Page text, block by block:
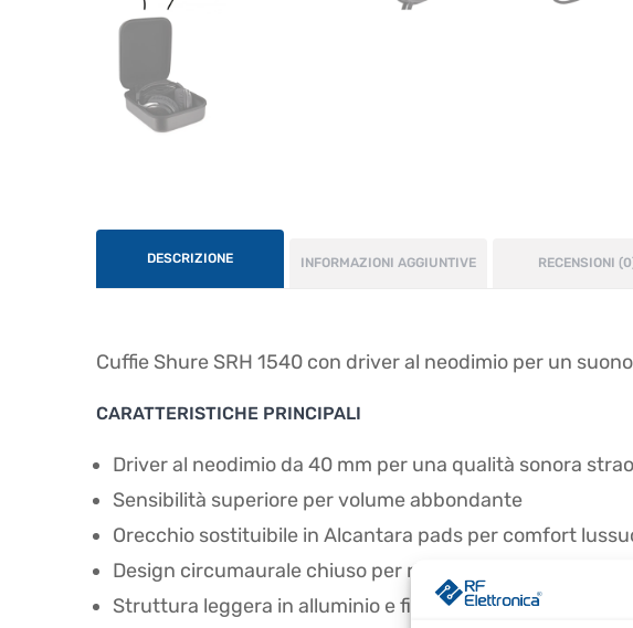
DESCRIZIONE INFORMAZIONI AGGIUNTIVE RECENSIONI
Cuffie Shure SRH 1540 con driver al neodimio per un
CARATTERISTICHE PRINCIPALI
Driver al neodimio da 40 mm per una qualità sonora
Sensibilità superiore per volume abbondante
Orecchio sostituibile in Alcantara pads per comfort
Design circumaurale chiuso per ridurre il rumore di fondo
Struttura leggera in alluminio e fibra di carbonio